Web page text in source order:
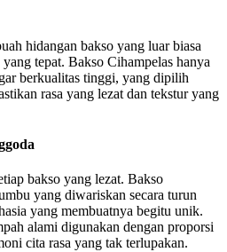
hidangan bakso yang luar biasa
tepat. Bakso Cihampelas hanya
berkualitas tinggi, yang dipilih
rasa yang lezat dan tekstur yang
bakso yang lezat. Bakso
yang diwariskan secara turun
yang membuatnya begitu unik.
alami digunakan dengan proporsi
cita rasa yang tak terlupakan.